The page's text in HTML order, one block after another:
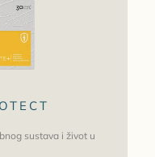
sustava i život u